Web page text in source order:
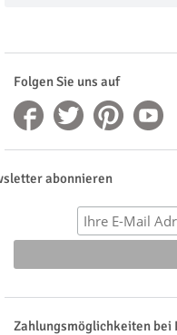
Folgen Sie uns auf
abonnieren
Zahlungsmöglichkeiten bei